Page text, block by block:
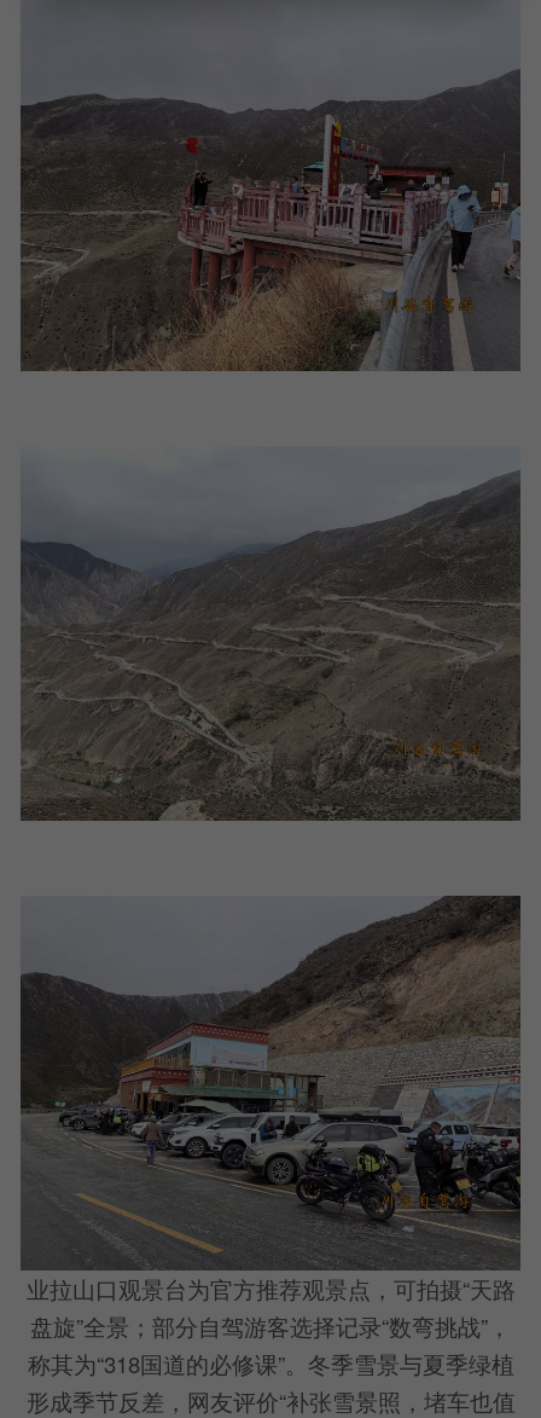
业拉山口观景台为官方推荐观景点，可拍摄“天路
盘旋”全景；部分自驾游客选择记录“数弯挑战”，
称其为“318国道的必修课”。冬季雪景与夏季绿植
形成季节反差，网友评价“补张雪景照，堵车也值